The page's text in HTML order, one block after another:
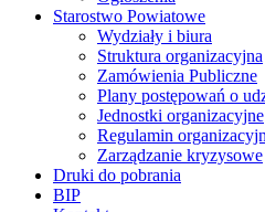
Starostwo Powiatowe
Wydziały i biura
Struktura organizacyjna
Zamówienia Publiczne
Plany postępowań o
Jednostki organizacyjne
Regulamin
Zarządzanie kryzysowe
Druki do pobrania
BIP